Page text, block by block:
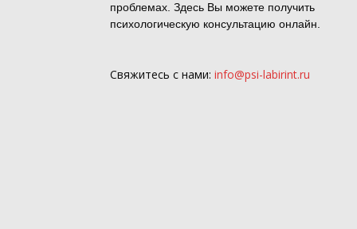
проблемах. Здесь Вы можете получить
психологическую консультацию онлайн.
Свяжитесь с нами: info@psi-labirint.ru